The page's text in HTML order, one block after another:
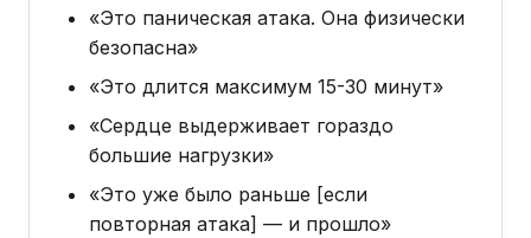
«Это паническая атака. Она физически
безопасна»
«Это длится максимум 15-30 минут»
«Сердце выдерживает гораздо
большие нагрузки»
«Это уже было раньше [если
повторная атака] — и прошло»